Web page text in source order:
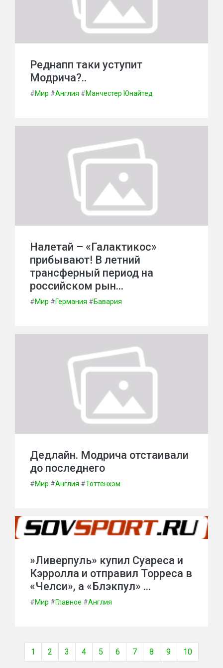
Реднапп таки уступит
Модрича?..
#Мир #Англия #Манчестер Юнайтед
Налетай – «Галактикос»
прибывают! В летний
трансферный период на
российском рын…
#Мир #Германия #Бавария
Дедлайн. Модрича отстаивали
до последнего
#Мир #Англия #Тоттенхэм
»Ливерпуль» купил Суареса и
Кэрролла и отправил Торреса в
«Челси», а «Блэкпул» …
#Мир #Главное #Англия
1 2 3 4 5 6 7 8 9 10